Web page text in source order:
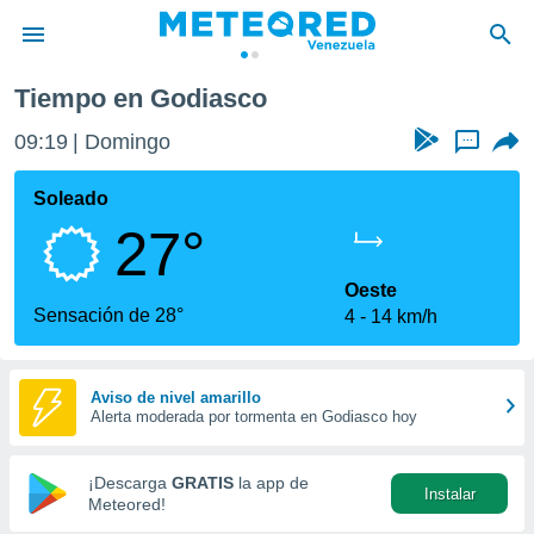
de
ha
calidad.
a este
las
y
forma
digital
basada
Tiempo en Godiasco
09:19 Domingo ...
Soleado
27°
Sensación de 28°
Oeste
4
14 km/h
Aviso de nivel amarillo
Alerta moderada por tormenta en Godiasco hoy
¡Descarga GRATIS la app de
Meteored!
Instalar